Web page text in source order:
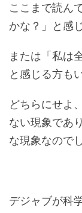
ここまで読ん
かな？」と感
または「私は
と感じる方も
どちらにせよ
ない現象であ
な現象なので
デジャブが科